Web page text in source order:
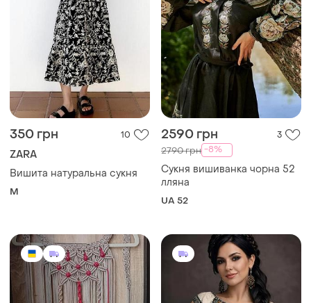
350 грн 10
ZARA
Вишита натуральна сукня
M
2590 грн 3
2790 грн -8%
Сукня вишиванка чорна 52
лляна
UA 52